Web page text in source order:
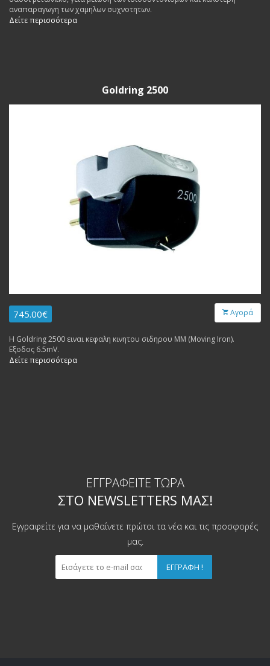
αναπαραγωγη των χαμηλων συχνοτητων.
Δείτε περισσότερα
Goldring 2500
745.00€ Αγορά
Η Goldring 2500 ειναι κεφαλη κινητου σιδηρου MM (Moving Iron).
Εξοδος 6.5mV.
Δείτε περισσότερα
ΕΓΓΡΑΦΕΊΤΕ ΤΏΡΑ
ΣΤΟ NEWSLETTERS ΜΑΣ!
Εγγραφείτε για να μαθαίνετε πρώτοι τα νέα και τις προσφορές
μας.
ΕΓΓΡΑΦΉ !